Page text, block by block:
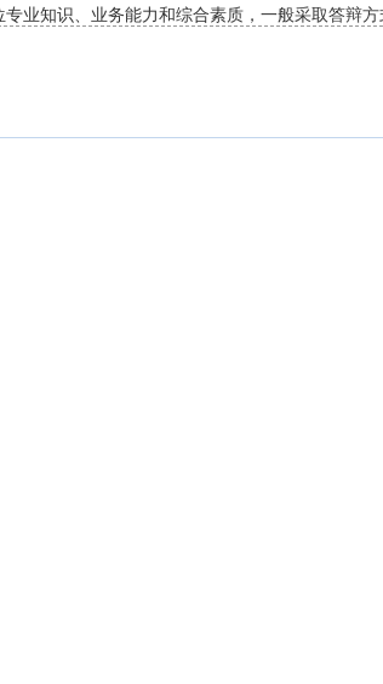
业知识、业务能力和综合素质，一般采取答辩方